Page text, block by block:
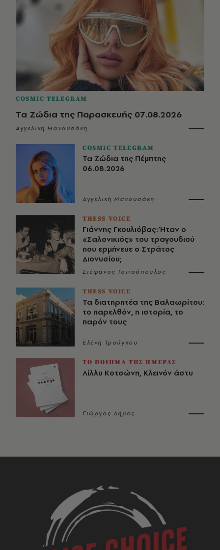
COSMIC TELEGRAM
Τα Ζώδια της Παρασκευής 07.08.2026
Αγγελική Μανουσάκη
COSMIC TELEGRAM
Τα Ζώδια της Πέμπτης
06.08.2026
Αγγελική Μανουσάκη
THESS VOICE
Γιάννης Γκουλιόβας: Ήταν ο
«Σαλονικιός» του τραγουδιού
που ερμήνευε ο Στράτος
Διονυσίου;
Στέφανος Τσιτσόπουλος
THESS VOICE
Τα διατηρητέα της Βαλαωρίτου:
το παρελθόν, η ιστορία, το
παρόν τους
Ελένη Τρούγκου
ΤΟ ΠΟΙΗΜΑ ΤΗΣ ΗΜΕΡΑΣ
Λίλλυ Κοτσώνη, Κλεινόν άστυ
Γιώργος Δήμος